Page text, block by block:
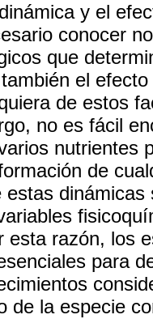
y el
conocer
que
el
de estos
no es fácil
nutrientes
de
dinámicas
esta razón, los
para
de la especie